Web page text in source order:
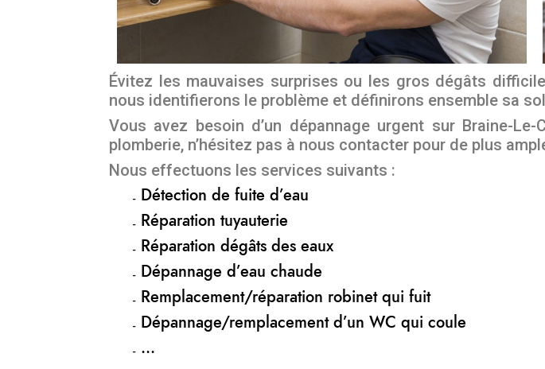
Évitez les mauvaises surprises ou les gros dégâts
nous identifierons le problème et définirons ensemble sa
Vous avez besoin d’un dépannage urgent sur Braine-
plomberie, n’hésitez pas à nous contacter pour de plus
Nous effectuons les services suivants :
Détection de fuite d’eau
Réparation tuyauterie
Réparation dégâts des eaux
Dépannage d’eau chaude
Remplacement/réparation robinet qui fuit
Dépannage/remplacement d’un WC qui coule
…